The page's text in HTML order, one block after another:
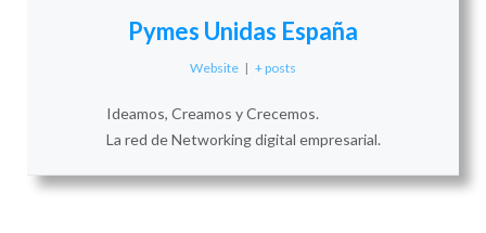
Pymes Unidas España
Website | + posts
Ideamos, Creamos y Crecemos.
La red de Networking digital empresarial.